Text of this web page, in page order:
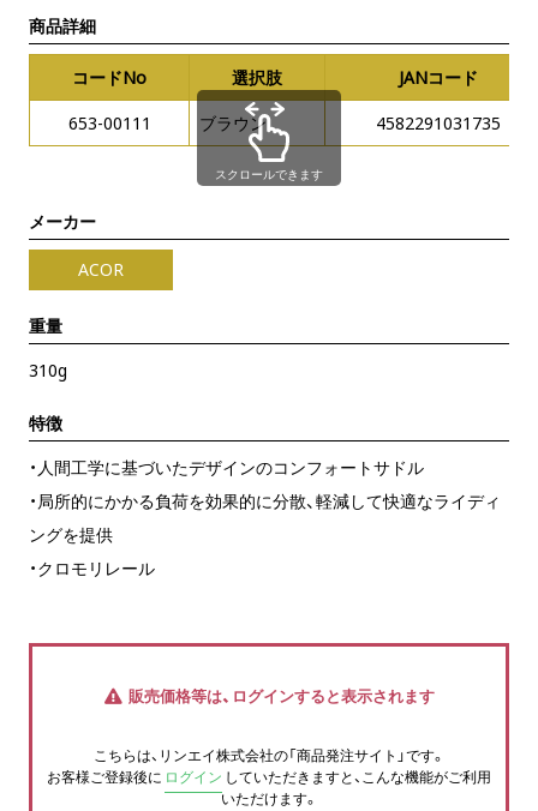
商品詳細
コードNo 選択肢
JANコード
653-00111
ブラウン 4582291031735
スクロールできます
メーカー
ACOR
重量
310g
特徴
・人間工学に基づいたデザインのコンフォートサドル
・局所的にかかる負荷を効果的に分散、軽減して快適なライディ
ングを提供
・クロモリレール
販売価格等は、ログインすると表示されます
こちらは、リンエイ株式会社の「商品発注サイト」です。
お客様ご登録後に ログイン していただきますと、こんな機能がご利用
いただけます。